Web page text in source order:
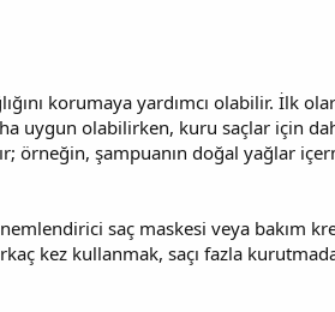
korumaya yardımcı olabilir. İlk
uygun olabilirken, kuru saçlar için
şampuanın doğal yağlar
saç maskesi veya bakım
kez kullanmak, saçı fazla